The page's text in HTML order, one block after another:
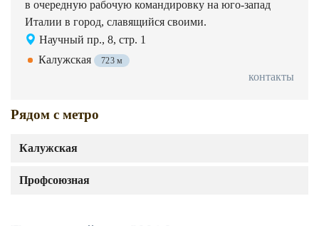
в очередную рабочую командировку на юго-запад
Италии в город, славящийся своими.
Научный пр., 8, стр. 1
Калужская
723 м
контакты
Рядом с метро
Калужская
Профсоюзная